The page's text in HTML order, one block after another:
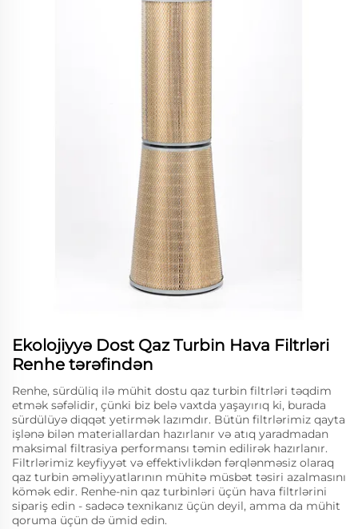
Ekolojiyyə Dost Qaz Turbin Hava Filtrləri
Renhe tərəfindən
Renhe, sürdüliq ilə mühit dostu qaz turbin filtrləri təqdim
etmək səfəlidir, çünki biz belə vaxtda yaşayırıq ki, burada
sürdülüyə diqqət yetirmək lazımdır. Bütün filtrlərimiz qayta
işlənə bilən materiallardan hazırlanır və atıq yaradmadan
maksimal filtrasiya performansı təmin edilirək hazırlanır.
Filtrlərimiz keyfiyyət və effektivlikdən fərqlənməsiz olaraq
qaz turbin əməliyyatlarının mühitə müsbət təsiri azalmasını
kömək edir. Renhe-nin qaz turbinləri üçün hava filtrlərini
sipariş edin - sadəcə texnikanız üçün deyil, amma da mühit
qoruma üçün də ümid edin.